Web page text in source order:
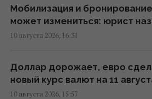
Россия планирует запускать
баллистик за одну атаку, -
13:04 понедельник, 10 августа 2026
Убытки на десятки
Крыму бойцы ГУР сожгли 2
"Триумф"
Мобилизация и
может измениться: юрист
10 августа 2026, 16:31
Доллар дорожает, евро
новый курс валют на 11
10 августа 2026, 15:57